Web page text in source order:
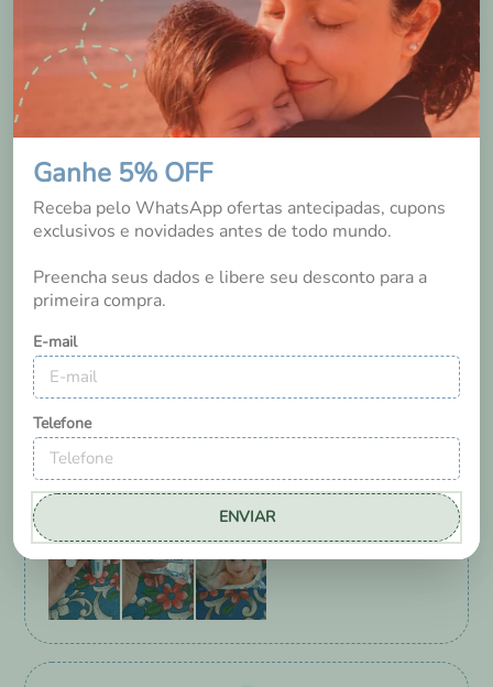
Ganhe 5% OFF
Receba pelo WhatsApp ofertas antecipadas, cupons
exclusivos e novidades antes de todo mundo.
Preencha seus dados e libere seu desconto para a
primeira compra.
E-mail
Telefone
ENVIAR
Ótimos lencinhos usarei mto na minha neném
Sim, recomendaria a um amigo